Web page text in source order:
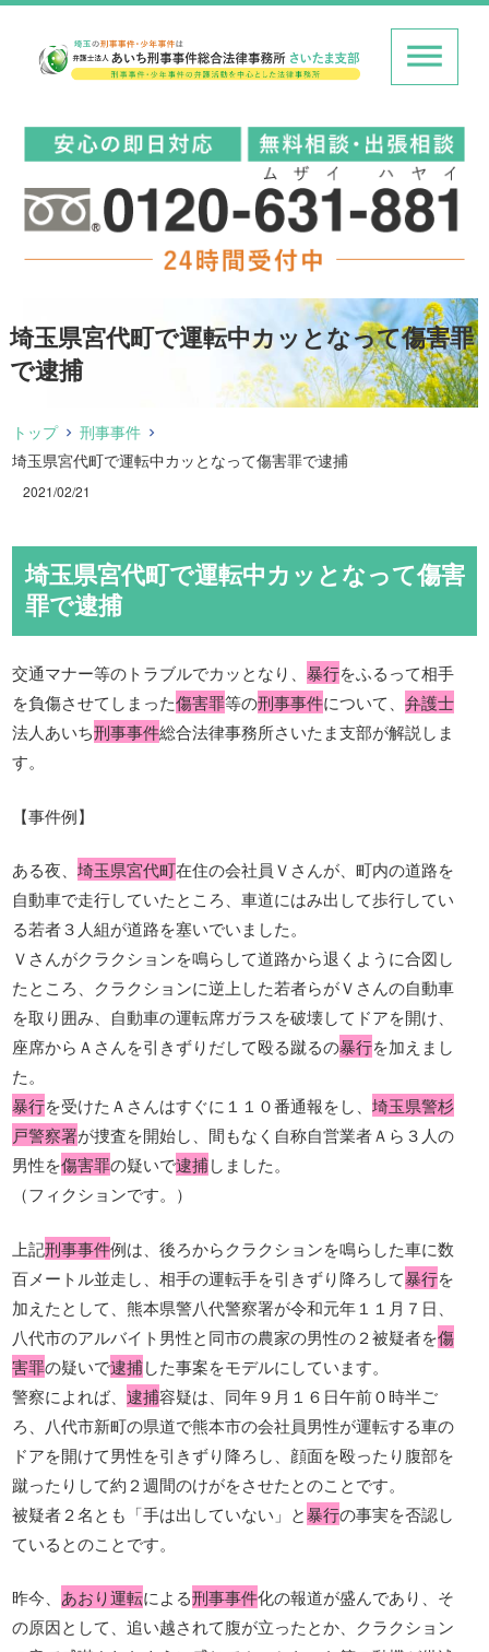
埼玉県宮代町で運転中カッとなって傷害罪
で逮捕
トップ
刑事事件
埼玉県宮代町で運転中カッとなって傷害罪で逮捕
2021/02/21
埼玉県宮代町で運転中カッとなって傷害
罪で逮捕
交通マナー等のトラブルでカッとなり、暴行をふるって相手
を負傷させてしまった傷害罪等の刑事事件について、弁護士
法人あいち刑事事件総合法律事務所さいたま支部が解説しま
す。
【事件例】
ある夜、埼玉県宮代町在住の会社員Ｖさんが、町内の道路を
自動車で走行していたところ、車道にはみ出して歩行してい
る若者３人組が道路を塞いでいました。
Ｖさんがクラクションを鳴らして道路から退くように合図し
たところ、クラクションに逆上した若者らがＶさんの自動車
を取り囲み、自動車の運転席ガラスを破壊してドアを開け、
座席からＡさんを引きずりだして殴る蹴るの暴行を加えまし
た。
暴行を受けたＡさんはすぐに１１０番通報をし、埼玉県警杉
戸警察署が捜査を開始し、間もなく自称自営業者Ａら３人の
男性を傷害罪の疑いで逮捕しました。
（フィクションです。）
上記刑事事件例は、後ろからクラクションを鳴らした車に数
百メートル並走し、相手の運転手を引きずり降ろして暴行を
加えたとして、熊本県警八代警察署が令和元年１１月７日、
八代市のアルバイト男性と同市の農家の男性の２被疑者を傷
害罪の疑いで逮捕した事案をモデルにしています。
警察によれば、逮捕容疑は、同年９月１６日午前０時半ご
ろ、八代市新町の県道で熊本市の会社員男性が運転する車の
ドアを開けて男性を引きずり降ろし、顔面を殴ったり腹部を
蹴ったりして約２週間のけがをさせたとのことです。
被疑者２名とも「手は出していない」と暴行の事実を否認し
ているとのことです。
昨今、 あおり運転による刑事事件化の報道が盛んであり、そ
の原因として、追い越されて腹が立ったとか、クラクション